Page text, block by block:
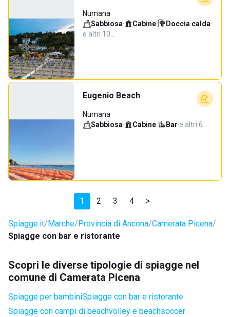
Numana
Sabbiosa· Cabine· Doccia calda·
e altri 10…
Eugenio Beach
Numana
Sabbiosa· Cabine· Bar·e altri 6…
1 2 3 4 >
Spiagge.it Marche Provincia di Ancona Camerata Picena
Spiagge con bar e ristorante
Scopri le diverse tipologie di spiagge nel
comune di Camerata Picena
Spiagge per bambiniSpiagge con bar e ristorante
Spiagge con campi di beachvolley e beachsoccer